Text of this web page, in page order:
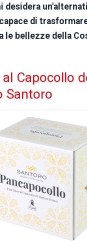
desidera
di
le bellezze della
Capocollo
Santoro